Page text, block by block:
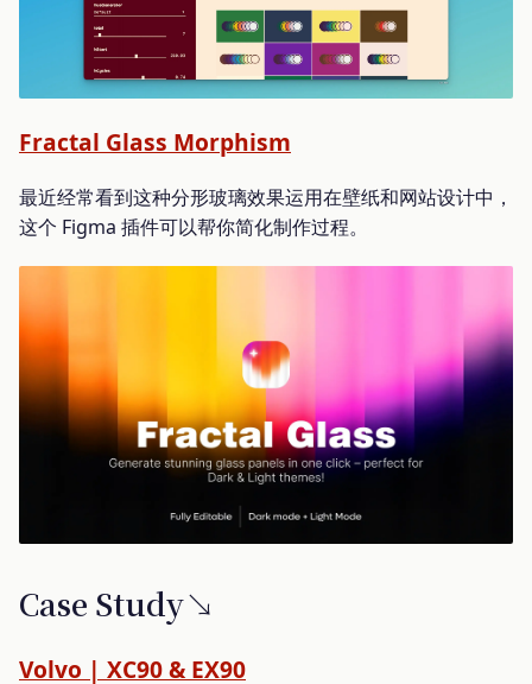
Fractal Glass Morphism
最近经常看到这种分形玻璃效果运用在壁纸和网站设计中，
这个 Figma 插件可以帮你简化制作过程。
Case Study↘
Volvo | XC90 & EX90